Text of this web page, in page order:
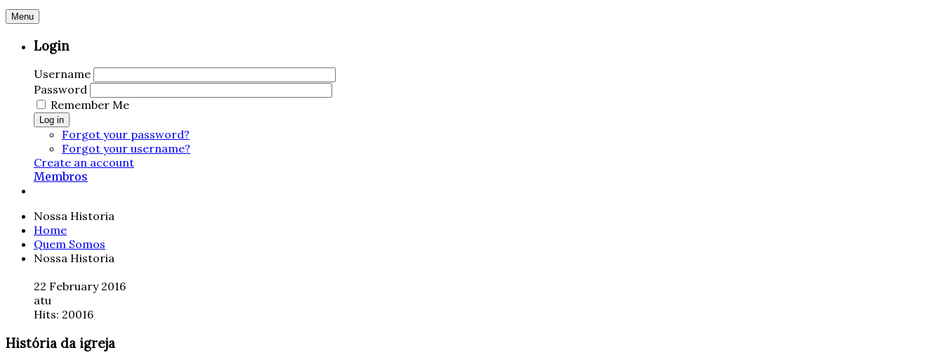
Menu
Login
Username
Password
Remember Me
Log in
Forgot your password?
Forgot your username?
Create an account
Membros
Nossa Historia
Home
Quem Somos
Nossa Historia
22 February 2016
atu
Hits: 20016
História da igreja